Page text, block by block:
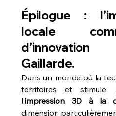
Épilogue :
locale
Gaillarde.
Dans un monde où la
territoires et stimule
l’impression 3D à la
dimension